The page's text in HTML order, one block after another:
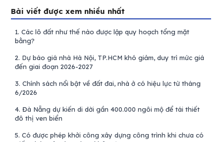
Bài viết được xem nhiều nhất
1. Các lô đất như thế nào được lập quy hoạch tổng mặt
bằng?
2. Dự báo giá nhà Hà Nội, TP.HCM khó giảm, duy trì mức giá
đến giai đoạn 2026-2027
3. Chính sách nổi bật về đất đai, nhà ở có hiệu lực từ tháng
6/2026
4. Đà Nẵng dự kiến di dời gần 400.000 ngôi mộ để tái thiết
đô thị ven biển
5. Có được phép khởi công xây dựng công trình khi chưa có